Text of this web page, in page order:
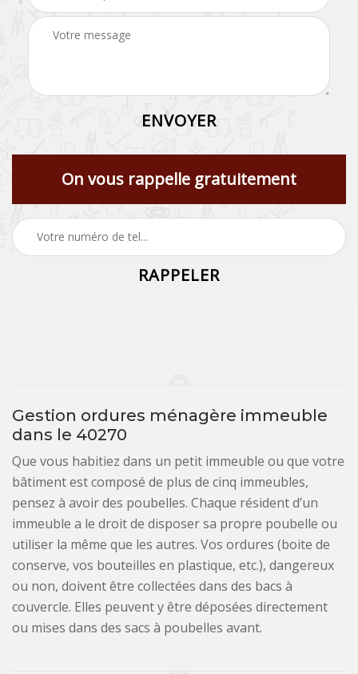
On vous rappelle gratuitement
Gestion ordures ménagère immeuble
dans le 40270
Que vous habitiez dans un petit immeuble ou que votre
bâtiment est composé de plus de cinq immeubles,
pensez à avoir des poubelles. Chaque résident d’un
immeuble a le droit de disposer sa propre poubelle ou
utiliser la même que les autres. Vos ordures (boite de
conserve, vos bouteilles en plastique, etc.), dangereux
ou non, doivent être collectées dans des bacs à
couvercle. Elles peuvent y être déposées directement
ou mises dans des sacs à poubelles avant.